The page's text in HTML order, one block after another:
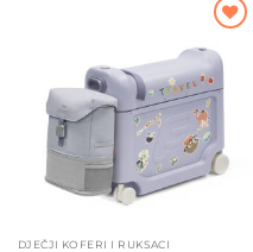
na listu
želja
DJEČJI KOFERI I RUKSACI